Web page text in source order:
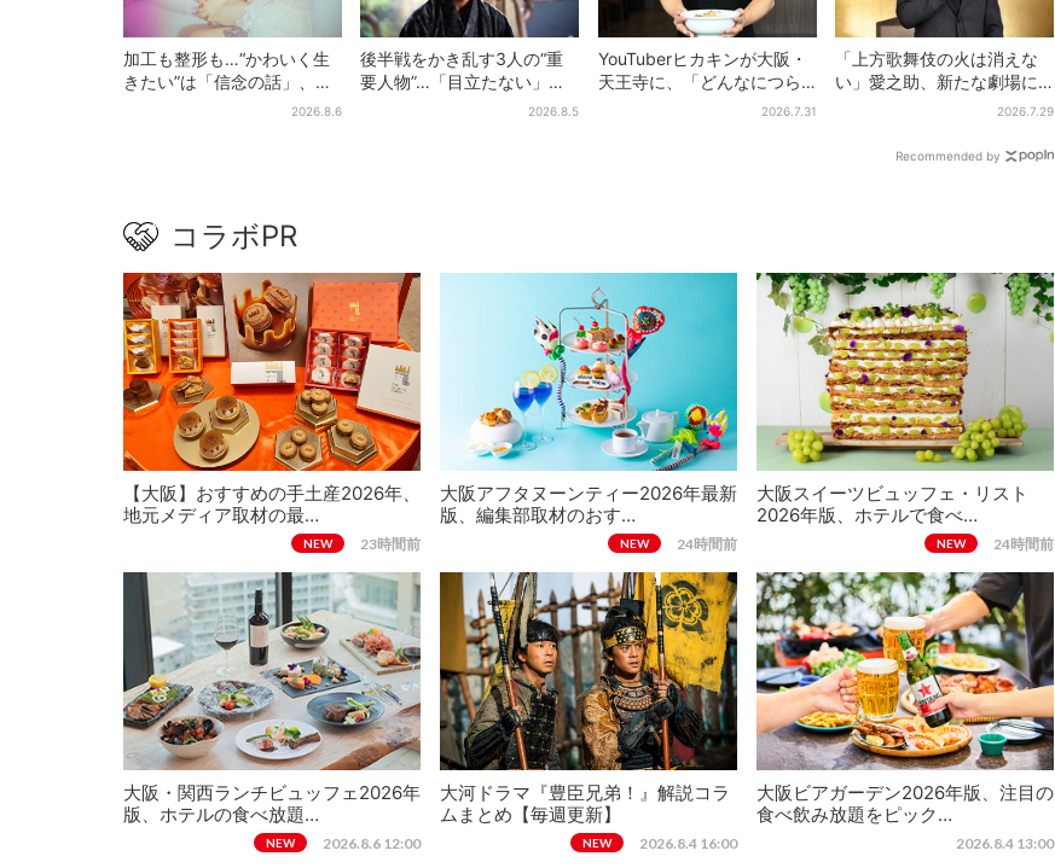
加工も整形も…“かわいく生
きたい”は「信念の話」、大
森靖子が新作に込めた思い
2026.8.6
後半戦をかき乱す3人の“重
要人物”…「目立たない」主
人公・仲野太賀も、モブキ
2026.8.5
YouTuberヒカキンが大阪・
天王寺に、「どんなにつら
い時でも…」ラーメン愛＆兄
2026.7.31
「上方歌舞伎の火は消えな
い」愛之助、新たな劇場に
期待 “ルパン歌舞伎”は古典
2026.7.29
Recommended by
コラボPR
【大阪】おすすめの手土産2026年、
地元メディア取材の最…
NEW 23時間前
大阪アフタヌーンティー2026年最新
版、編集部取材のおす…
NEW 24時間前
大阪スイーツビュッフェ・リスト
2026年版、ホテルで食べ…
NEW 24時間前
大阪・関西ランチビュッフェ2026年
版、ホテルの食べ放題…
NEW 2026.8.6 12:00
大河ドラマ『豊臣兄弟！』解説コラ
ムまとめ【毎週更新】
NEW 2026.8.4 16:00
大阪ビアガーデン2026年版、注目の
食べ飲み放題をピック…
2026.8.4 13:00